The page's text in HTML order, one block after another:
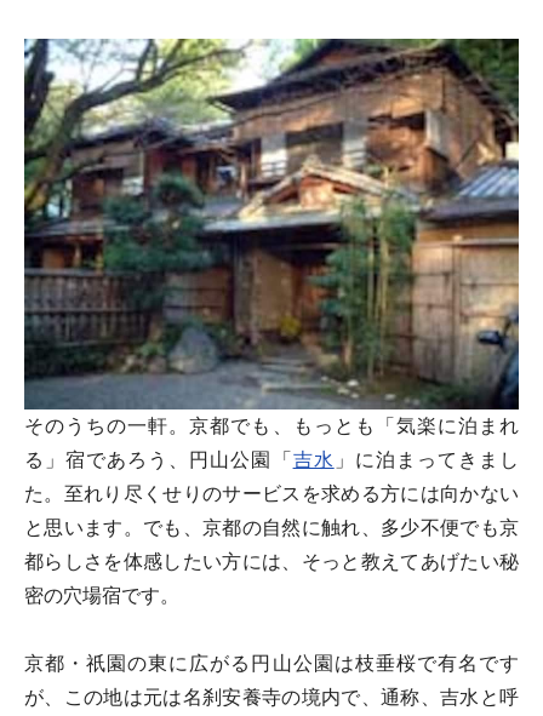
そのうちの一軒。京都でも、もっとも「気楽に泊まれ
る」宿であろう、円山公園「吉水 」に泊まってきまし
た。至れり尽くせりのサービスを求める方には向かない
と思います。でも、京都の自然に触れ、多少不便でも京
都らしさを体感したい方には、そっと教えてあげたい秘
密の穴場宿です。
京都・祇園の東に広がる円山公園は枝垂桜で有名です
が、この地は元は名刹安養寺の境内で、通称、吉水と呼